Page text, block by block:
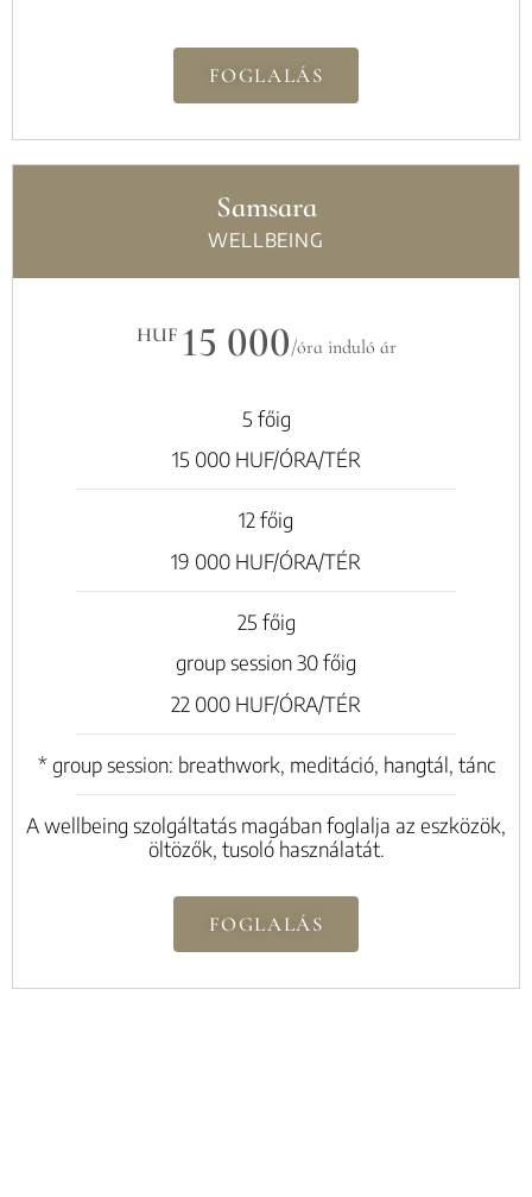
FOGLALÁS
Samsara
WELLBEING
HUF 15 000/óra induló ár
5 főig
15 000 HUF/ÓRA/TÉR
12 főig
19 000 HUF/ÓRA/TÉR
25 főig
group session 30 főig
22 000 HUF/ÓRA/TÉR
* group session: breathwork, meditáció, hangtál, tánc
A wellbeing szolgáltatás magában foglalja az eszközök,
öltözők, tusoló használatát.
FOGLALÁS